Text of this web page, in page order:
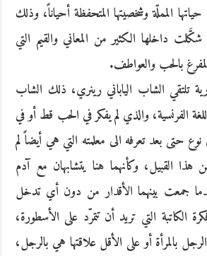
المملّة وشخصيتها المتحفظة أحياناً، وذلك
داخلها الكثير من المعاني والقيم التي
بالحب والعواطف.
تلتقي الشاب الياباني رينري، ذلك الشاب
الفرنسية، والذي لم يفكر في الحب قط أو في
حتى بعد تعرفه الى معلمته التي هي أيضاً لم
القبيل، وكأنهما هنا يتشابهان مع آدم
جمعت بينهما الأقدار من دون أي تدخل
الكاتبة التي تريد أن تتمرّد على الأسطورة،
بالمرأة أو على الأقل علاقتها هي بالرجل،